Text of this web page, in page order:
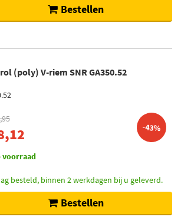
Bestellen
(poly) V-riem SNR GA350.52
-43%
voorraad
besteld, binnen 2 werkdagen bij u geleverd.
Bestellen